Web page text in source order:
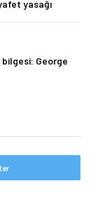
yasağı
George